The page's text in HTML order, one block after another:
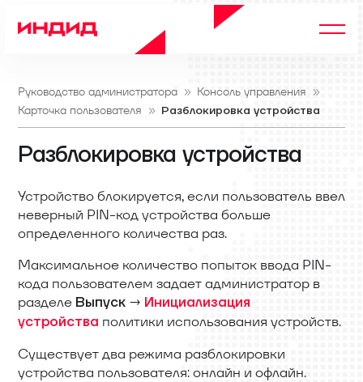
Руководство администратора
Консоль управления
Карточка пользователя
Разблокировка устройства
Разблокировка устройства
Устройство блокируется, если пользователь ввел
неверный PIN-код устройства больше
определенного количества раз.
Максимальное количество попыток ввода PIN-
кода пользователем задает администратор в
разделе Выпуск → Инициализация
устройства политики использования устройств.
Существует два режима разблокировки
устройства пользователя: онлайн и офлайн.